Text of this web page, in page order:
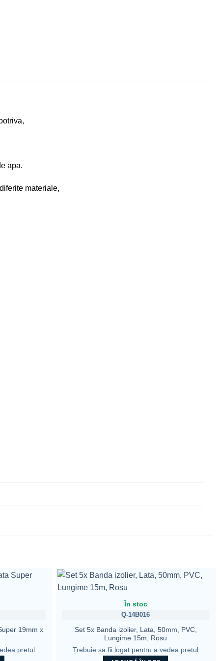
apa.
materiale,
19mm x
pretul
În stoc
Q-14B016
Set 5x Banda izolier, Lata, 50mm, PVC,
Lungime 15m, Rosu
Trebuie sa fii logat pentru a vedea pretul